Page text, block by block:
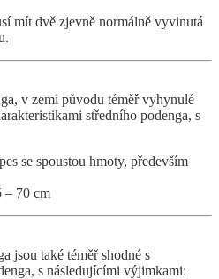
mít dvě zjevně normálně vyvinutá
v zemi původu téměř vyhynulé
středního podenga, s
se spoustou hmoty, především
70 cm
jsou také téměř shodné s
s následujícími výjimkami: